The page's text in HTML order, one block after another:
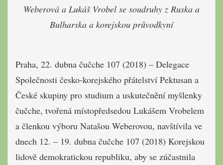
Weberová a Lukáš Vrobel se soudruhy z Ruska a
Bulharska a korejskou průvodkyní
Praha, 22. dubna čučche 107 (2018) – Delegace
Společnosti česko-korejského přátelství Pektusan a
České skupiny pro studium a uskutečnění myšlenky
čučche, tvořená místopředsedou Lukášem Vrobelem
a členkou výboru Natašou Weberovou, navštívila ve
dnech 12. – 19. dubna čučche 107 (2018) Korejskou
lidově demokratickou republiku, aby se zúčastnila